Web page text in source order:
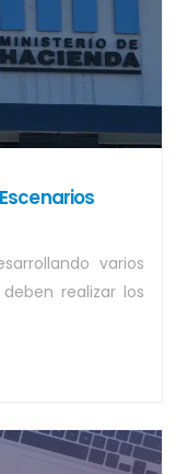
varios
realizar los